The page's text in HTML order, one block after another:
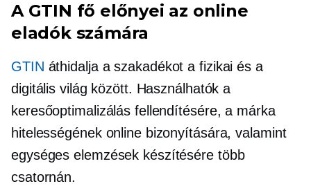
A GTIN fő előnyei az online
eladók számára
GTIN áthidalja a szakadékot a fizikai és a
digitális világ között. Használhatók a
keresőoptimalizálás fellendítésére, a márka
hitelességének online bizonyítására, valamint
egységes elemzések készítésére több
csatornán.